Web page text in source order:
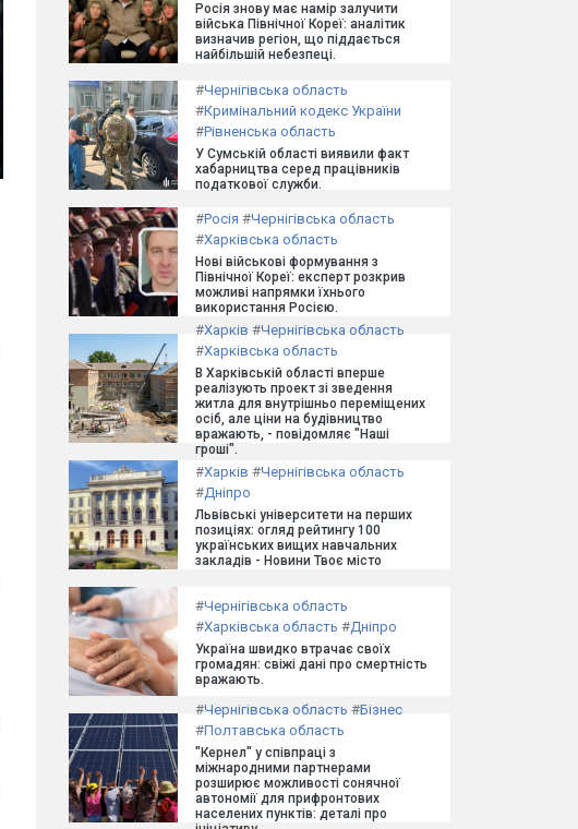
Росія знову має намір залучити
війська Північної Кореї: аналітик
визначив регіон, що піддається
найбільшій небезпеці.
#Чернігівська область
#Кримінальний кодекс України
#Рівненська область
У Сумській області виявили факт
хабарництва серед працівників
податкової служби.
#Росія #Чернігівська область
#Харківська область
Нові військові формування з
Північної Кореї: експерт розкрив
можливі напрямки їхнього
використання Росією.
#Харків #Чернігівська область
#Харківська область
В Харківській області вперше
реалізують проект зі зведення
житла для внутрішньо переміщених
осіб, але ціни на будівництво
вражають, - повідомляє "Наші
гроші".
#Харків #Чернігівська область
#Дніпро
Львівські університети на перших
позиціях: огляд рейтингу 100
українських вищих навчальних
закладів - Новини Твоє місто
#Чернігівська область
#Харківська область #Дніпро
Україна швидко втрачає своїх
громадян: свіжі дані про смертність
вражають.
#Чернігівська область #Бізнес
#Полтавська область
"Кернел" у співпраці з
міжнародними партнерами
розширює можливості сонячної
автономії для прифронтових
населених пунктів: деталі про